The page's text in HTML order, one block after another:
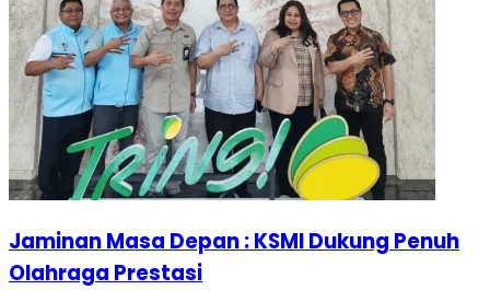
Jaminan Masa Depan : KSMI Dukung Penuh
Olahraga Prestasi